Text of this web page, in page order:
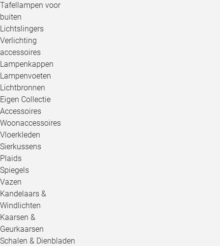
Tafellampen voor
buiten
Lichtslingers
Verlichting
accessoires
Lampenkappen
Lampenvoeten
Lichtbronnen
Eigen Collectie
Accessoires
Woonaccessoires
Vloerkleden
Sierkussens
Plaids
Spiegels
Vazen
Kandelaars &
Windlichten
Kaarsen &
Geurkaarsen
Schalen & Dienbladen